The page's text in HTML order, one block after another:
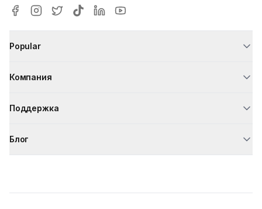
Popular
Компания
Поддержка
Блог